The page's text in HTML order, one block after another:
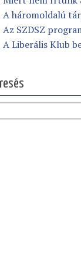
A háromoldalú
Az SZDSZ
A Liberális Klub